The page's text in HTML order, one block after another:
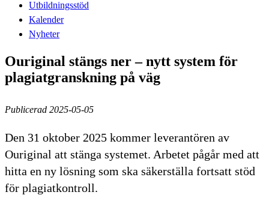
Utbildningsstöd
Kalender
Nyheter
Ouriginal stängs ner – nytt system för
plagiatgranskning på väg
Publicerad 2025-05-05
Den 31 oktober 2025 kommer leverantören av
Ouriginal att stänga systemet. Arbetet pågår med att
hitta en ny lösning som ska säkerställa fortsatt stöd
för plagiatkontroll.